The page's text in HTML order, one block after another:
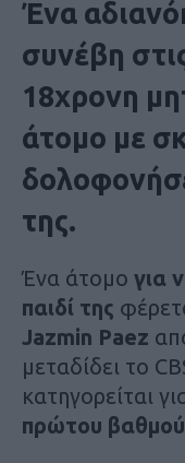
Ένα
συνέβη
18χρονη
άτομο με
της.
Ένα άτομο για
παιδί της
Jazmin Paez
μεταδίδει το
κατηγορείται
πρώτου βαθμού